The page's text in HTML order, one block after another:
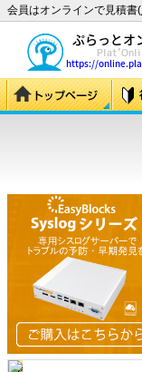
会員はオンラインで見積書(